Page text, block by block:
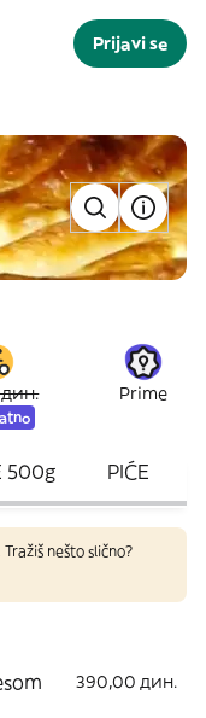
Prijavi se
Prime
500g PIĆE
nešto slično?
390,00 дин.